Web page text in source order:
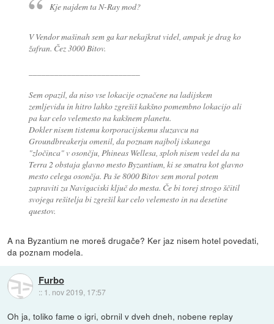
Kje najdem ta N-Ray mod?
V Vendor mašinah sem ga kar nekajkrat videl, ampak je drag ko
žafran. Čez 3000 Bitov.
Sem opazil, da niso vse lokacije označene na ladijskem
zemljevidu in hitro lahko zgrešiš kakšno pomembno lokacijo ali
pa kar celo velemesto na kakšnem planetu.
Dokler nisem tistemu korporacijskemu sluzavcu na
Groundbreakerju omenil, da poznam najbolj iskanega
"zločinca" v osončju, Phineas Wellesa, sploh nisem vedel da na
Terra 2 obstaja glavno mesto Byzantium, ki se smatra kot glavno
mesto celega osončja. Pa še 8000 Bitov sem moral potem
zapraviti za Navigaciski ključ do mesta. Če bi torej strogo ščitil
svojega rešitelja bi zgrešil kar celo velemesto in na desetine
questov.
A na Byzantium ne moreš drugače? Ker jaz nisem hotel povedati,
da poznam modela.
Furbo
:: 1. nov 2019, 17:57
Oh ja, toliko fame o igri, obrnil v dveh dneh, nobene replay